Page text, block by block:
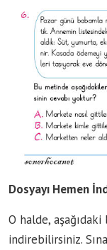
Dosyayı Hemen
O halde,
indirebilirsiniz.